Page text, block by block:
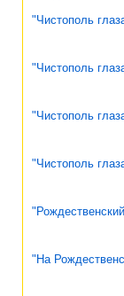
"Чистополь
"Чистополь
"Чистополь
"Чистополь
"На